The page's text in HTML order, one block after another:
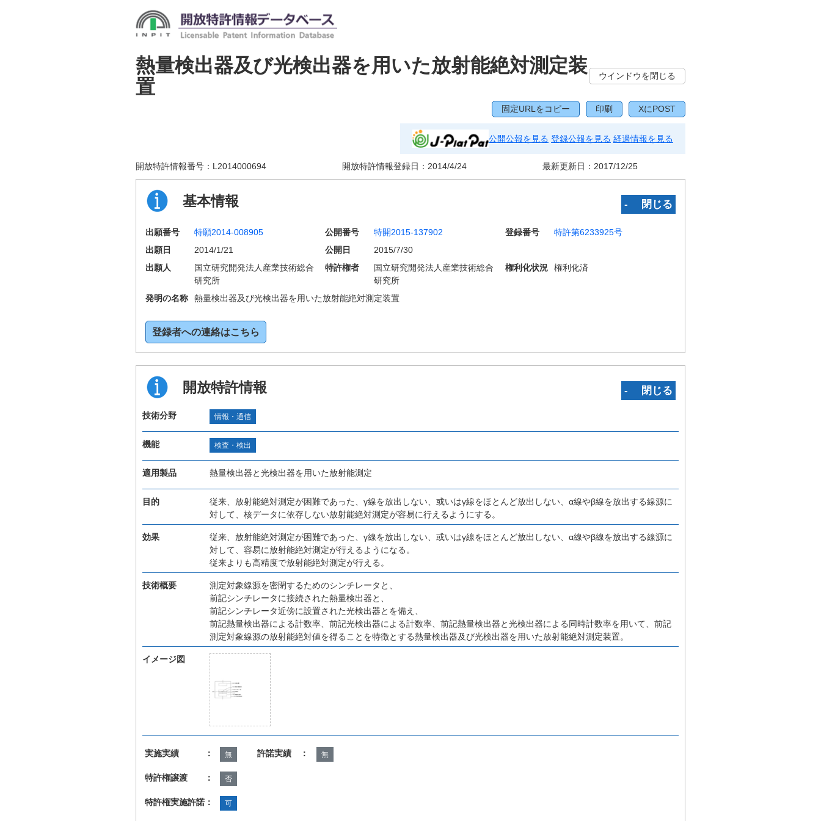
熱量検出器及び光検出器を用いた放射能絶対測定装
置
ウインドウを閉じる
固定URLをコピー 印刷 XにPOST
公開公報を見る 登録公報を見る 経過情報を見る
開放特許情報番号： L2014000694 開放特許情報登録日： 2014/4/24 最新更新日： 2017/12/25
基本情報 ‐ 閉じる
出願番号 特願2014-008905 公開番号 特開2015-137902 登録番号
特許第6233925号
出願日
2014/1/21 公開日
2015/7/30
出願人
国立研究開発法人産業技術総合
研究所
特許権者
国立研究開発法人産業技術総合
研究所
権利化状況 権利化済
発明の名称 熱量検出器及び光検出器を用いた放射能絶対測定装置
登録者への連絡はこちら
開放特許情報 ‐ 閉じる
技術分野 情報・通信
機能 検査・検出
適用製品 熱量検出器と光検出器を用いた放射能測定
目的
従来、放射能絶対測定が困難であった、γ線を放出しない、或いはγ線をほとんど放出しない、α線やβ線を放出する線源に
対して、核データに依存しない放射能絶対測定が容易に行えるようにする。
効果
従来、放射能絶対測定が困難であった、γ線を放出しない、或いはγ線をほとんど放出しない、α線やβ線を放出する線源に
対して、容易に放射能絶対測定が行えるようになる。
従来よりも高精度で放射能絶対測定が行える。
技術概要
測定対象線源を密閉するためのシンチレータと、
前記シンチレータに接続された熱量検出器と、
前記シンチレータ近傍に設置された光検出器とを備え、
前記熱量検出器による計数率、前記光検出器による計数率、前記熱量検出器と光検出器による同時計数率を用いて、前記
測定対象線源の放射能絶対値を得ることを特徴とする熱量検出器及び光検出器を用いた放射能絶対測定装置。
イメージ図
実施実績 ： 無 許諾実績 ： 無
特許権譲渡 ： 否
特許権実施許諾： 可